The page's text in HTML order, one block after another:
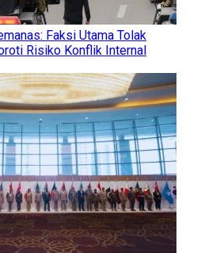
Faksi Utama Tolak
Risiko Konflik Internal